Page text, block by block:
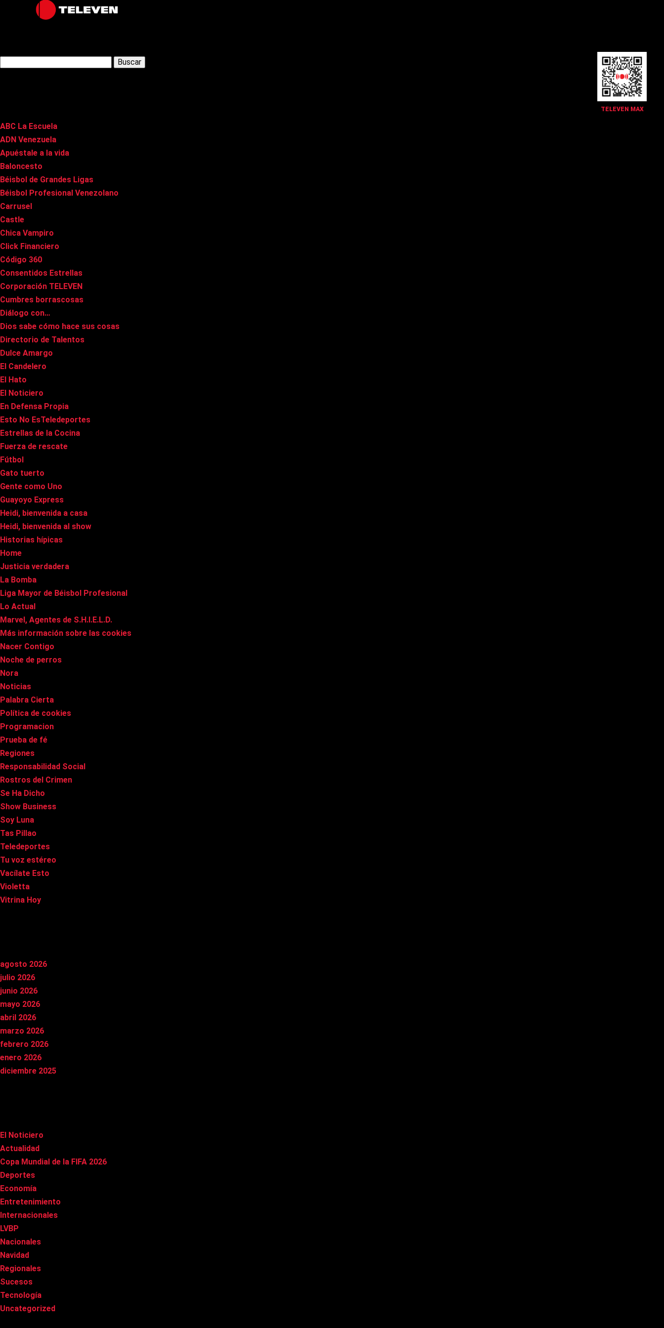
TELEVEN MAX
Latest Posts
ABC La Escuela
ADN Venezuela
Apuéstale a la vida
Baloncesto
Béisbol de Grandes Ligas
Béisbol Profesional Venezolano
Carrusel
Castle
Chica Vampiro
Click Financiero
Código 360
Consentidos Estrellas
Corporación TELEVEN
Cumbres borrascosas
Diálogo con…
Dios sabe cómo hace sus cosas
Directorio de Talentos
Dulce Amargo
El Candelero
El Hato
El Noticiero
En Defensa Propia
Esto No EsTeledeportes
Estrellas de la Cocina
Fuerza de rescate
Fútbol
Gato tuerto
Gente como Uno
Guayoyo Express
Heidi, bienvenida a casa
Heidi, bienvenida al show
Historias hípicas
Home
Justicia verdadera
La Bomba
Liga Mayor de Béisbol Profesional
Lo Actual
Marvel, Agentes de S.H.I.E.L.D.
Más información sobre las cookies
Nacer Contigo
Noche de perros
Nora
Noticias
Palabra Cierta
Política de cookies
Programacion
Prueba de fé
Regiones
Responsabilidad Social
Rostros del Crimen
Se Ha Dicho
Show Business
Soy Luna
Tas Pillao
Teledeportes
Tu voz estéreo
Vacílate Esto
Violetta
Vitrina Hoy
agosto 2026
julio 2026
junio 2026
mayo 2026
abril 2026
marzo 2026
febrero 2026
enero 2026
diciembre 2025
El Noticiero
Actualidad
Copa Mundial de la FIFA 2026
Deportes
Economía
Entretenimiento
Internacionales
LVBP
Nacionales
Navidad
Regionales
Sucesos
Tecnología
Uncategorized